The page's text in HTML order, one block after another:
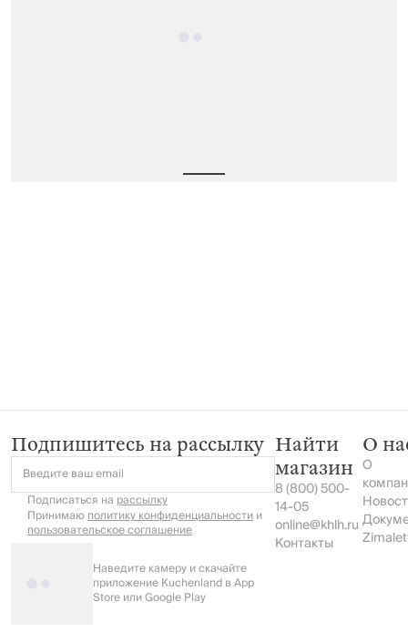
Подпишитесь на рассылку
Введите ваш email
Подписаться на рассылку
Принимаюполитику конфиденциальностии
пользовательское соглашение
Наведите камеру и скачайте
приложение Kuchenland в App
Store или Google Play
Найти
магазин
8 (800) 500-
14-05
online@khlh.ru
Контакты
О
О